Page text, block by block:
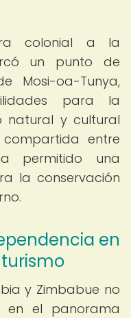
colonial a la
un punto de
Mosi-oa-Tunya,
para la
natural y cultural
entre
permitido una
la conservación
en
y Zimbabue no
en el panorama